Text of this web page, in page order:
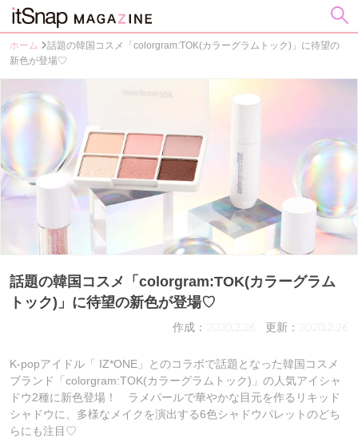
ホーム
話題の韓国コスメ「colorgram:TOK(カラーグラムトック)」に待望の
新色が登場♡
話題の韓国コスメ「colorgram:TOK(カラーグラム
トック)」に待望の新色が登場♡
作成：2020.2.26 更新：2020.2.26
K-popアイドル「 IZ*ONE」とのコラボで話題となった韓国コスメ
ブランド「colorgram:TOK(カラーグラムトック)」の人気アイシャ
ドウ2種に新色登場！ ラメパールで華やかな目元を作るリキッド
シャドウに、多様なメイクを演出する6色シャドウパレットのどち
らにも注目♡